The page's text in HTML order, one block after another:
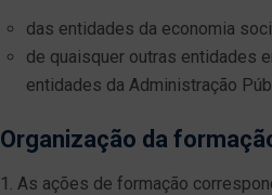
das entidades da economia
de quaisquer outras entidades
entidades da Administração
Organização da
1. As ações de formação